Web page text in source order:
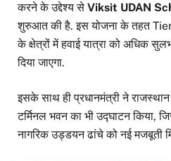
करने के उद्देश्य से Viksit UDAN
शुरुआत की है. इस योजना के तहत
के क्षेत्रों में हवाई यात्रा को अधिक
दिया जाएगा.
इसके साथ ही प्रधानमंत्री ने
टर्मिनल भवन का भी उद्घाटन किया,
नागरिक उड्डयन ढांचे को नई मजबूती